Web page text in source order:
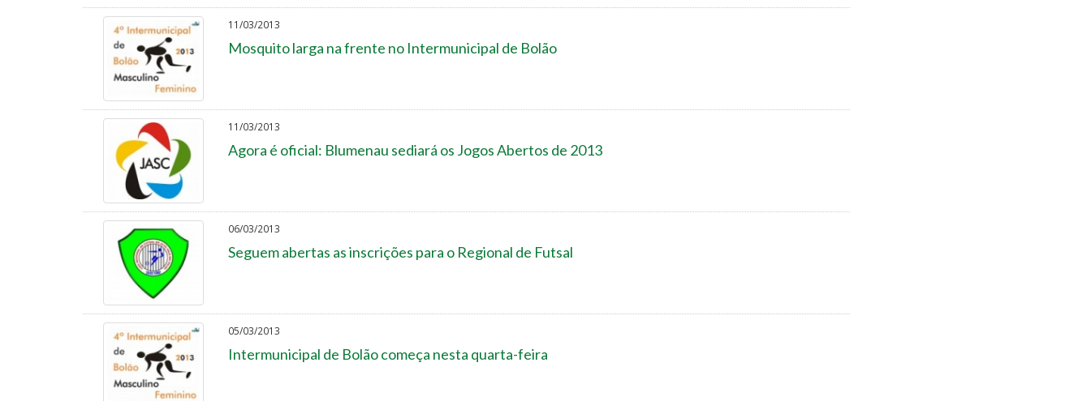
11/03/2013
Mosquito larga na frente no Intermunicipal de Bolão
11/03/2013
Agora é oficial: Blumenau sediará os Jogos Abertos de 2013
06/03/2013
Seguem abertas as inscrições para o Regional de Futsal
05/03/2013
Intermunicipal de Bolão começa nesta quarta-feira